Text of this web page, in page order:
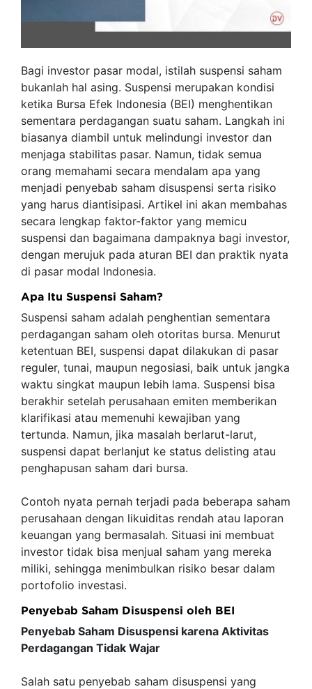
Bagi investor pasar modal, istilah suspensi saham
bukanlah hal asing. Suspensi merupakan kondisi
ketika Bursa Efek Indonesia (BEI) menghentikan
sementara perdagangan suatu saham. Langkah ini
biasanya diambil untuk melindungi investor dan
menjaga stabilitas pasar. Namun, tidak semua
orang memahami secara mendalam apa yang
menjadi penyebab saham disuspensi serta risiko
yang harus diantisipasi. Artikel ini akan membahas
secara lengkap faktor-faktor yang memicu
suspensi dan bagaimana dampaknya bagi investor,
dengan merujuk pada aturan BEI dan praktik nyata
di pasar modal Indonesia.
Apa Itu Suspensi Saham?
Suspensi saham adalah penghentian sementara
perdagangan saham oleh otoritas bursa. Menurut
ketentuan BEI, suspensi dapat dilakukan di pasar
reguler, tunai, maupun negosiasi, baik untuk jangka
waktu singkat maupun lebih lama. Suspensi bisa
berakhir setelah perusahaan emiten memberikan
klarifikasi atau memenuhi kewajiban yang
tertunda. Namun, jika masalah berlarut-larut,
suspensi dapat berlanjut ke status delisting atau
penghapusan saham dari bursa.
Contoh nyata pernah terjadi pada beberapa saham
perusahaan dengan likuiditas rendah atau laporan
keuangan yang bermasalah. Situasi ini membuat
investor tidak bisa menjual saham yang mereka
miliki, sehingga menimbulkan risiko besar dalam
portofolio investasi.
Penyebab Saham Disuspensi oleh BEI
Penyebab Saham Disuspensi karena Aktivitas
Perdagangan Tidak Wajar
Salah satu penyebab saham disuspensi yang